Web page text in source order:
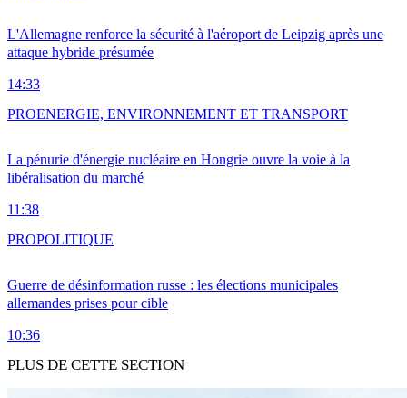
L'Allemagne renforce la sécurité à l'aéroport de Leipzig après une
attaque hybride présumée
14:33
La pénurie d'énergie nucléaire en Hongrie ouvre la voie à la
libéralisation du marché
11:38
PROENERGIE, ENVIRONNEMENT ET TRANSPORT
Guerre de désinformation russe : les élections municipales
allemandes prises pour cible
10:36
PROPOLITIQUE
PLUS DE CETTE SECTION